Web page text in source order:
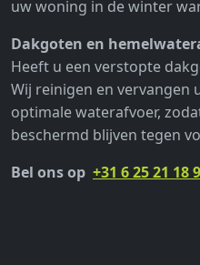
uw woning in de winter
Dakgoten en
Heeft u een verstopte
Wij reinigen en vervangen
optimale waterafvoer,
beschermd blijven tegen
Bel ons op +31 6 25 21 18